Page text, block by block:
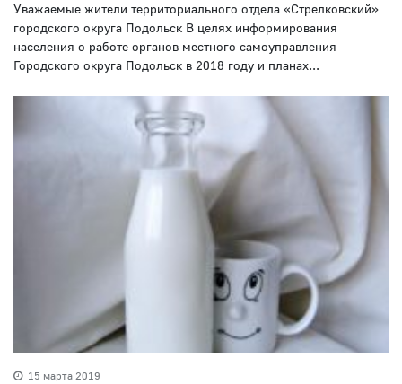
Уважаемые жители территориального отдела «Стрелковский»
городского округа Подольск В целях информирования
населения о работе органов местного самоуправления
Городского округа Подольск в 2018 году и планах...
15 марта 2019